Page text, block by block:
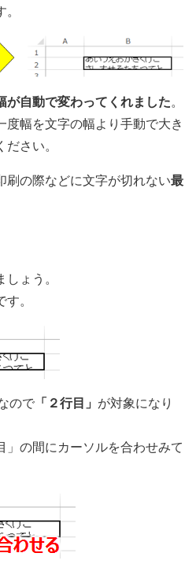
が自動で変わってくれました。
度幅を文字の幅より手動で大き
さい。
刷の際などに文字が切れない最
ょう。
。
ので 「２行目」 が対象になり
」の間にカーソルを合わせみて